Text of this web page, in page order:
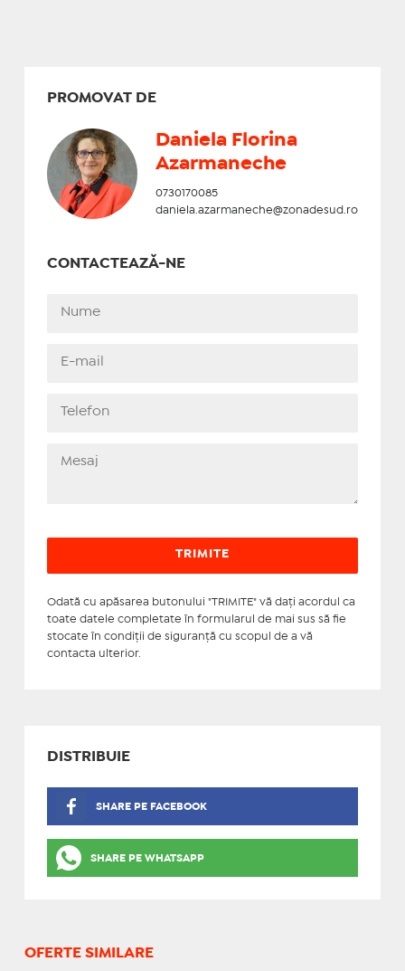
PROMOVAT DE
Daniela Florina
Azarmaneche
0730170085
daniela.azarmaneche@zonadesud.ro
CONTACTEAZĂ-NE
Odată cu apăsarea butonului "TRIMITE" vă daţi acordul ca
toate datele completate în formularul de mai sus să fie
stocate în condiţii de siguranţă cu scopul de a vă
contacta ulterior.
DISTRIBUIE
SHARE PE FACEBOOK
SHARE PE WHATSAPP
OFERTE SIMILARE